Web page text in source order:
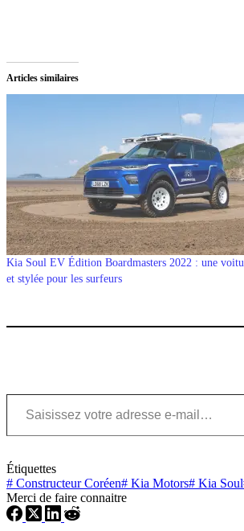
Articles similaires
Kia Soul EV Édition Boardmasters 2022 : une
et stylée pour les surfeurs
Saisissez votre adresse e-mail…
Étiquettes
# Constructeur Coréen# Kia Motors# Kia Soul
Merci de faire connaitre